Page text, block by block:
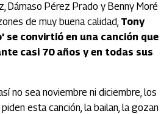
Dámaso Pérez Prado y Benny Moré
de muy buena calidad, Tony
se convirtió en una canción que
casi 70 años y en todas sus
no sea noviembre ni diciembre, los
esta canción, la bailan, la gozan